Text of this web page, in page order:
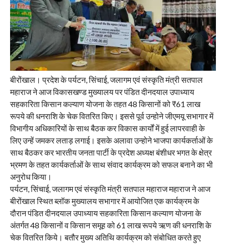
बीरोंखाल। प्रदेश के पर्यटन, सिंचाई, जलागम एवं संस्कृति मंत्री सतपाल
महाराज ने आज विकासखण्ड मुख्यालय पर पंडित दीनदयाल उपाध्याय
सहकारिता किसान कल्याण योजना के तहत 48 किसानों को ₹61 लाख
रूपये की धनराशि के चेक वितरित किए। इससे पूर्व उन्होने जीएमयू सभागार में
विभागीय अधिकारियों के साथ बैठक कर विकास कार्यों में हुई लापरवाही के
लिए उन्हें जमकर लताड़ लगाई। इसके अलावा उन्होने भाजपा कार्यकर्ताओं के
साथ बैठकर कर भारतीय जनता पार्टी के प्रदेश अध्यक्ष बंशीधर भगत के क्षेत्र
भ्रमण के तहत कार्यकर्ताओं के साथ संवाद कार्यक्रम को सफल बनाने का भी
अनुरोध किया।
पर्यटन, सिंचाई, जलागम एवं संस्कृति मंत्री सतपाल महाराज महाराज ने आज
बीरोंखाल स्थित ब्लॉक मुख्यालय सभागार में आयोजित एक कार्यक्रम के
दौरान पंडित दीनदयाल उपाध्याय सहकारिता किसान कल्याण योजना के
अंतर्गत 48 किसानों व किसान समूह को 61 लाख रूपये ऋण की धनराशि के
चेक वितरित किये। बतौर मुख्य अतिथि कार्यक्रम को संबोधित करते हुए